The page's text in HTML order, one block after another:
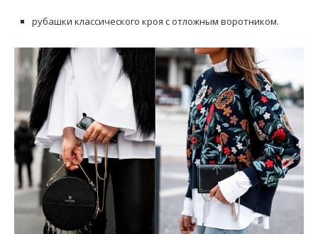
рубашки классического кроя с отложным воротником.